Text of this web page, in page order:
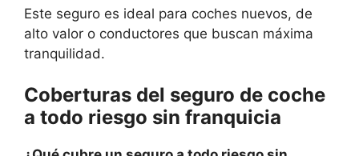
Este seguro es ideal para coches nuevos, de
alto valor o conductores que buscan máxima
tranquilidad.
Coberturas del seguro de coche
a todo riesgo sin franquicia